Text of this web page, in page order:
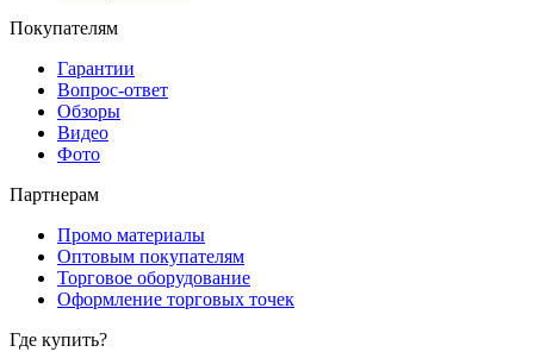
Покупателям
Гарантии
Вопрос-ответ
Обзоры
Видео
Фото
Партнерам
Промо материалы
Оптовым покупателям
Торговое оборудование
Оформление торговых точек
Где купить?